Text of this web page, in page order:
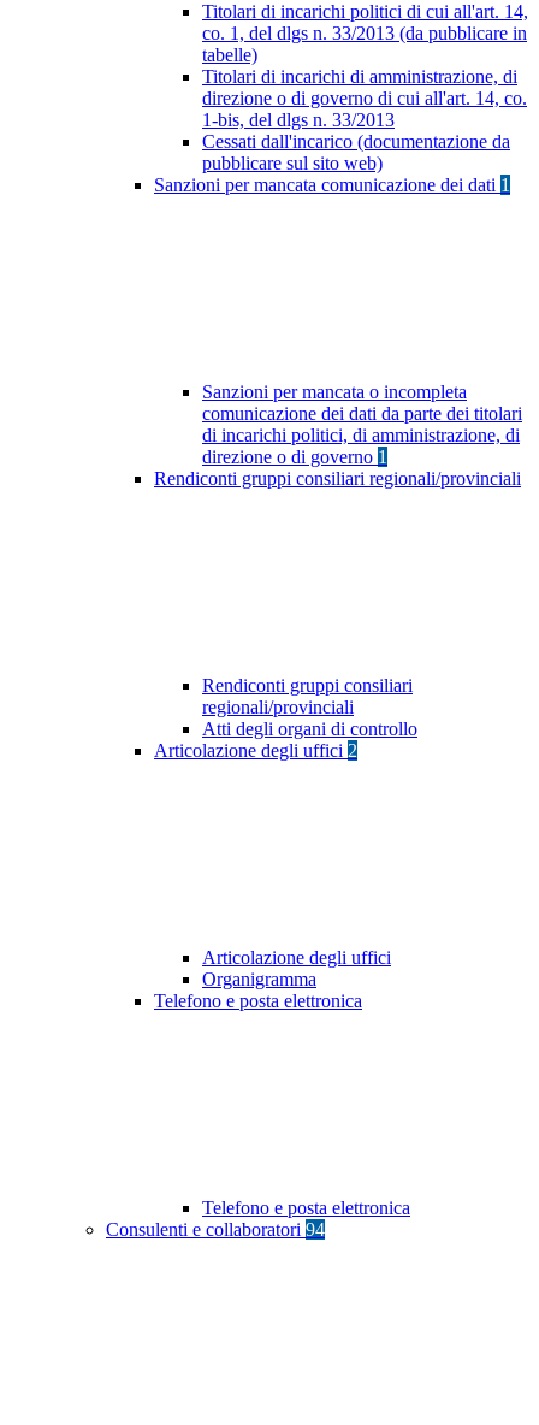
Titolari di incarichi politici di cui all'art. 14,
co. 1, del dlgs n. 33/2013 (da pubblicare in
tabelle)
Titolari di incarichi di amministrazione, di
direzione o di governo di cui all'art. 14, co.
1-bis, del dlgs n. 33/2013
Cessati dall'incarico (documentazione da
pubblicare sul sito web)
Sanzioni per mancata comunicazione dei dati 1
Sanzioni per mancata o incompleta
comunicazione dei dati da parte dei titolari
di incarichi politici, di amministrazione, di
direzione o di governo 1
Rendiconti gruppi consiliari regionali/provinciali
Rendiconti gruppi consiliari
regionali/provinciali
Atti degli organi di controllo
Articolazione degli uffici 2
Articolazione degli uffici
Organigramma
Telefono e posta elettronica
Telefono e posta elettronica
Consulenti e collaboratori 94